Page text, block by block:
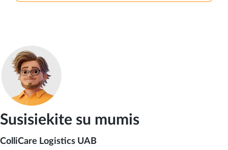
Susisiekite su mumis
ColliCare Logistics UAB